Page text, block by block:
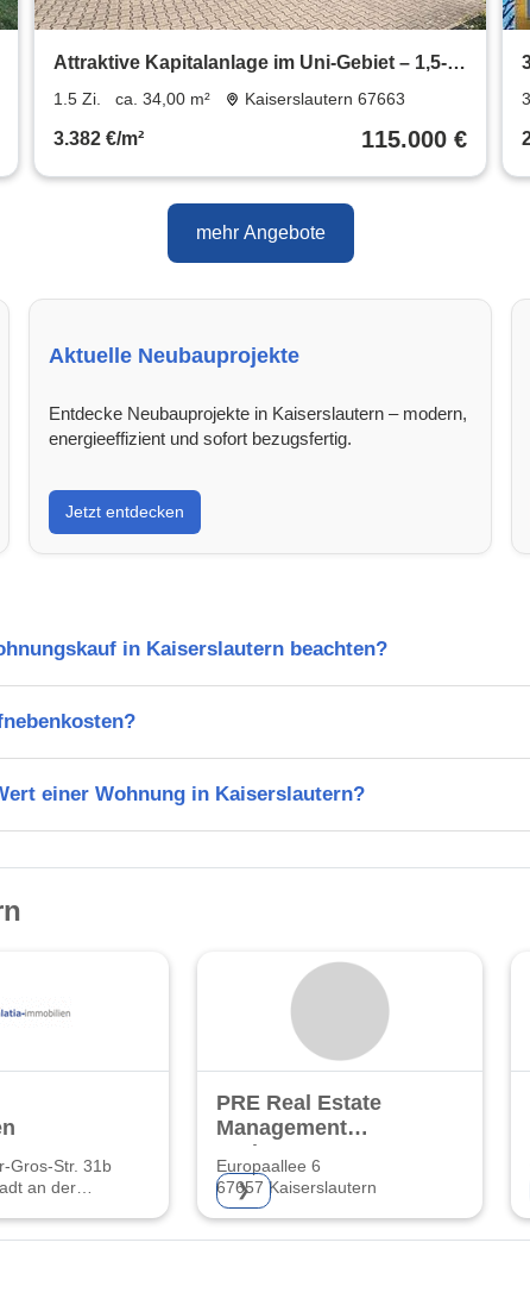
Attraktive Kapitalanlage im Uni-Gebiet – 1,5-
Zimmer-Wohnung mit TG-Stellplatz
1.5 Zi. ca. 34,00 m² Kaiserslautern 67663
3.382 €/m² 115.000 €
mehr Angebote
Aktuelle Neubauprojekte
Entdecke Neubauprojekte in Kaiserslautern – modern,
energieeffizient und sofort bezugsfertig.
Jetzt entdecken
in Kaiserslautern beachten?
einer Wohnung in Kaiserslautern?
Gros-Str. 31b
an der
PRE Real Estate
Management
GmbH
Europaallee 6
67657 Kaiserslautern
❯